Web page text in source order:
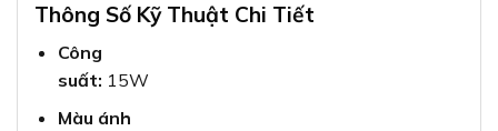
Thông Số Kỹ Thuật Chi Tiết
Công
suất: 15W
Màu ánh